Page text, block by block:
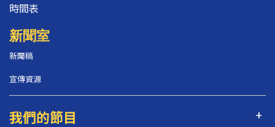
時間表
新聞室
新聞稿
宣傳資源
我們的節目